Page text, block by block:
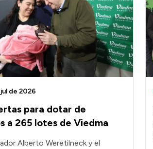
para dotar de
a 265 lotes de Viedma
de 2026
Alberto Weretilneck y el